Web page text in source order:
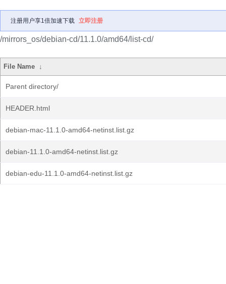
注册用户享1倍加速下载 立即注册
/mirrors_os/debian-cd/11.1.0/amd64/list-cd/
File Name ↓
Parent directory/
HEADER.html
debian-mac-11.1.0-amd64-netinst.list.gz
debian-11.1.0-amd64-netinst.list.gz
debian-edu-11.1.0-amd64-netinst.list.gz